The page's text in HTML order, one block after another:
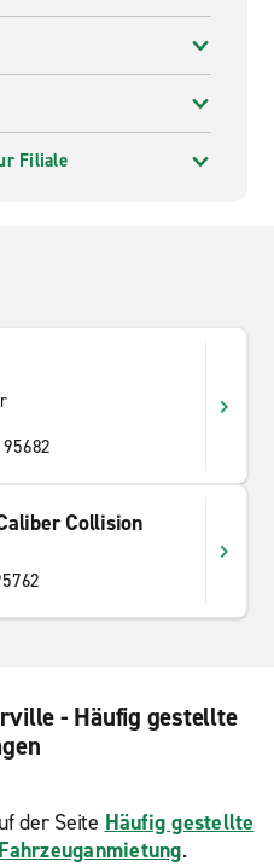
Filiale
Collision
- Häufig gestellte
der Seite Häufig gestellte
.